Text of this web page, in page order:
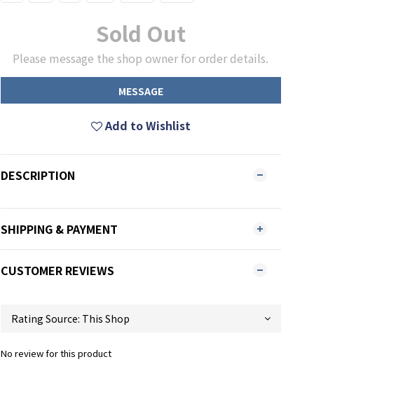
Sold Out
Please message the shop owner for order details.
MESSAGE
Add to Wishlist
DESCRIPTION
SHIPPING & PAYMENT
CUSTOMER REVIEWS
No review for this product